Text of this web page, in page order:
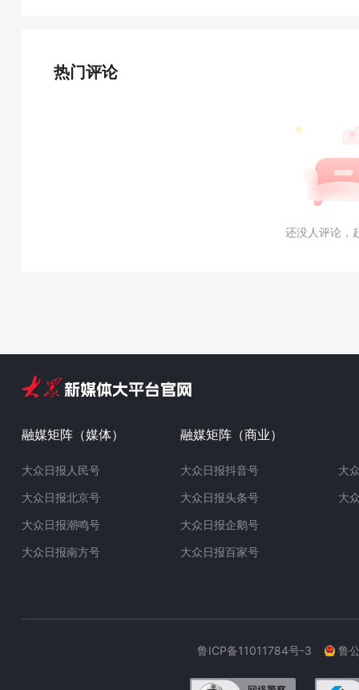
热门评论
还没人评论，
融媒矩阵（媒体）
大众日报人民号
大众日报北京号
大众日报潮鸣号
大众日报南方号
融媒矩阵（商业）
大众日报抖音号
大众日报头条号
大众日报企鹅号
大众日报百家号
大
大
鲁ICP备11011784号-3 鲁